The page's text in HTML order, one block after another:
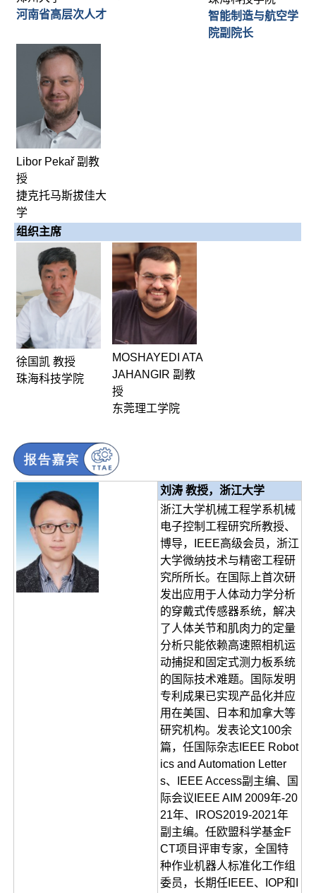
河南省高层次人才
智能制造与航空学
院副院长
Libor Pekař 副教
授
捷克托马斯拔佳大
学
组织主席
徐国凯 教授
珠海科技学院
MOSHAYEDI ATA
JAHANGIR 副教
授
东莞理工学院
刘涛 教授，浙江大学
浙江大学机械工程学系机械
电子控制工程研究所教授、
博导，IEEE高级会员，浙江
大学微纳技术与精密工程研
究所所长。在国际上首次研
发出应用于人体动力学分析
的穿戴式传感器系统，解决
了人体关节和肌肉力的定量
分析只能依赖高速照相机运
动捕捉和固定式测力板系统
的国际技术难题。国际发明
专利成果已实现产品化并应
用在美国、日本和加拿大等
研究机构。发表论文100余
篇，任国际杂志IEEE Robot
ics and Automation Letter
s、IEEE Access副主编、国
际会议IEEE AIM 2009年-20
21年、IROS2019-2021年
副主编。任欧盟科学基金F
CT项目评审专家，全国特
种作业机器人标准化工作组
委员，长期任IEEE、IOP和I